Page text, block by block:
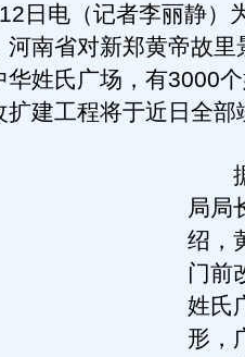
电（记者李丽静）
南省对新郑黄帝故里
姓氏广场，有3000
建工程将于近日全部
据
局局
绍，
门前
姓氏
形，